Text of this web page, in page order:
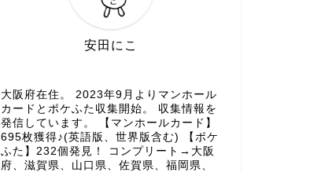
安田にこ
大阪府在住。 2023年9月よりマンホール
カードとポケふた収集開始。 収集情報を
発信しています。 【マンホールカード】
695枚獲得♪(英語版、世界版含む) 【ポケ
ふた】232個発見！ コンプリート→大阪
府、滋賀県、山口県、佐賀県、福岡県、